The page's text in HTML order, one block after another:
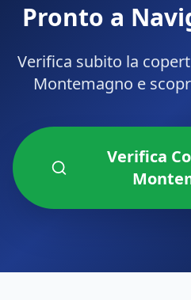
Pronto a
Verifica subito la
Montemagno e
Verifica